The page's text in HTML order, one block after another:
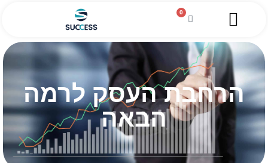
0
הרחבת העסק לרמה
הבאה